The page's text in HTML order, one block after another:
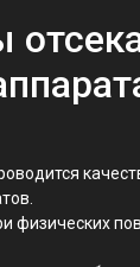
физических